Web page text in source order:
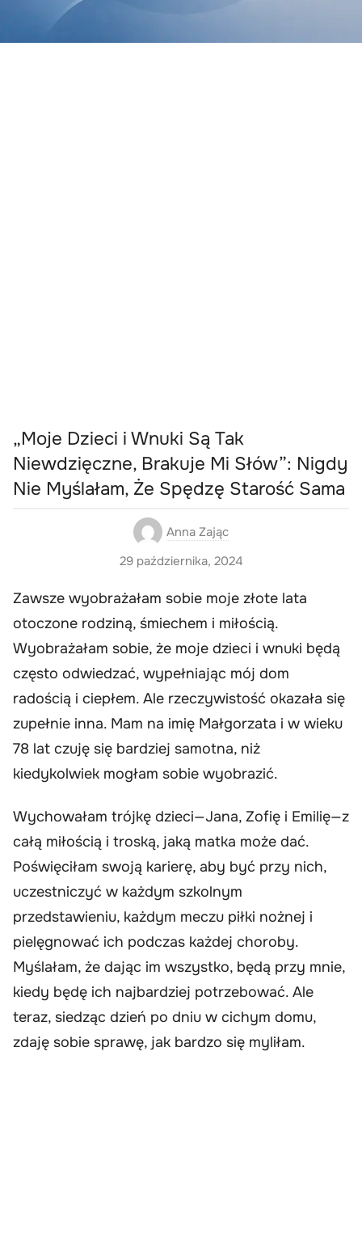
„Moje Dzieci i Wnuki Są Tak
Niewdzięczne, Brakuje Mi Słów”: Nigdy
Nie Myślałam, Że Spędzę Starość Sama
Anna Zając
29 października, 2024
Zawsze wyobrażałam sobie moje złote lata
otoczone rodziną, śmiechem i miłością.
Wyobrażałam sobie, że moje dzieci i wnuki będą
często odwiedzać, wypełniając mój dom
radością i ciepłem. Ale rzeczywistość okazała się
zupełnie inna. Mam na imię Małgorzata i w wieku
78 lat czuję się bardziej samotna, niż
kiedykolwiek mogłam sobie wyobrazić.
Wychowałam trójkę dzieci—Jana, Zofię i Emilię—z
całą miłością i troską, jaką matka może dać.
Poświęciłam swoją karierę, aby być przy nich,
uczestniczyć w każdym szkolnym
przedstawieniu, każdym meczu piłki nożnej i
pielęgnować ich podczas każdej choroby.
Myślałam, że dając im wszystko, będą przy mnie,
kiedy będę ich najbardziej potrzebować. Ale
teraz, siedząc dzień po dniu w cichym domu,
zdaję sobie sprawę, jak bardzo się myliłam.